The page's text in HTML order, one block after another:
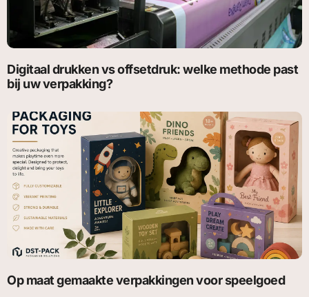
Digitaal drukken vs offsetdruk: welke methode past
bij uw verpakking?
Op maat gemaakte verpakkingen voor speelgoed